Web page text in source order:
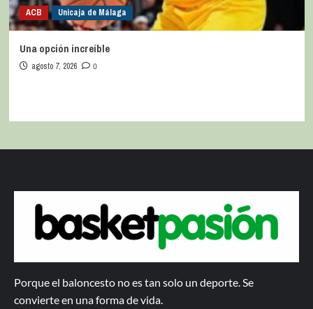
ACB Unicaja de Málaga
Una opción increíble
agosto 7, 2026 0
Porque el baloncesto no es tan solo un deporte. Se
convierte en una forma de vida.